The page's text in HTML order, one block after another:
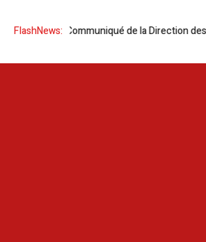
FlashNews:
| Communiqué de la Direction des prisons